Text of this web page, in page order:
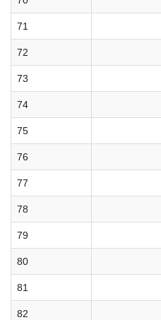
71
72
73
74
75
76
77
78
79
80
81
82